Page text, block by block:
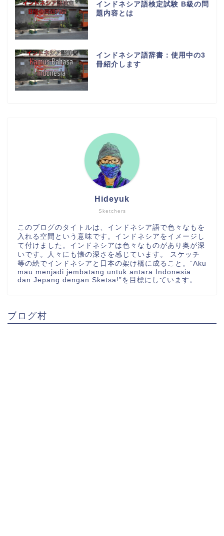
インドネシア語検定試験 B級の問
題内容とは
インドネシア語辞書：使用中の3
冊紹介します
Sketchers
Hideyuk
このブログのタイトルは、インドネシア語で色々なもを
入れる空間という意味です。インドネシアをイメージし
て付けました。インドネシアは色々なものがあり奥が深
いです。人々にも懐の深さを感じています。 スケッチ
等の絵でインドネシアと日本の架け橋に成ること。”Aku
mau menjadi jembatang untuk antara Indonesia
dan Jepang dengan Sketsa!”を目標にしています。
ブログ村